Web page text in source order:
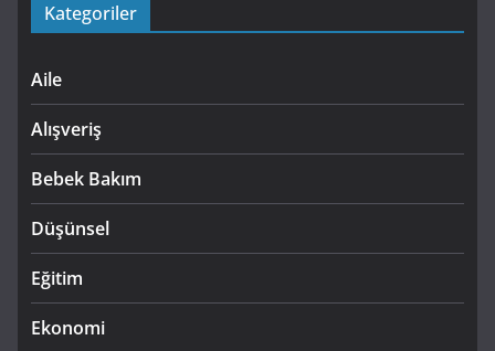
Kategoriler
Aile
Alışveriş
Bebek Bakım
Düşünsel
Eğitim
Ekonomi